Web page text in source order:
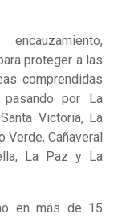
proteger a las
comprendidas
por La
Victoria, La
Verde, Cañaveral
La Paz y La
en más de 15